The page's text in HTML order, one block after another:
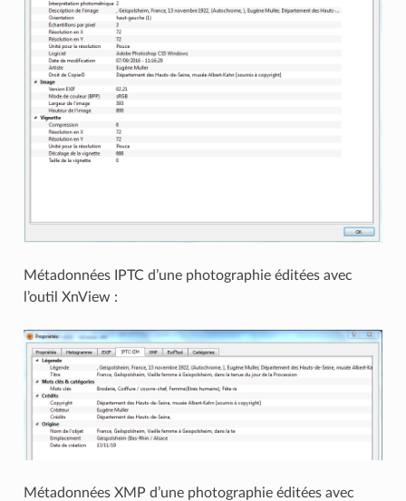
Métadonnées IPTC d’une photographie éditées avec
l’outil XnView :
Métadonnées XMP d’une photographie éditées avec